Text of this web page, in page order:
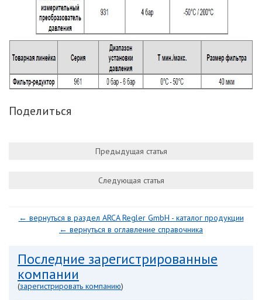
Поделиться
Предыдущая статья
Следующая статья
← вернуться в раздел ARCA Regler GmbH - каталог продукции
← вернуться в оглавление справочника
Последние зарегистрированные
компании
(зарегистрировать компанию)